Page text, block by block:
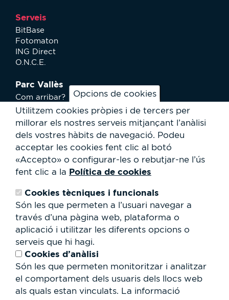
Opcions de cookies
Utilitzem cookies pròpies i de tercers per
millorar els nostres serveis mitjançant l’anàlisi
dels vostres hàbits de navegació. Podeu
acceptar les cookies fent clic al botó
«Accepto» o configurar-les o rebutjar-ne l’ús
fent clic a la Política de cookies
Cookies tècniques i funcionals
Són les que permeten a l’usuari navegar a
través d’una pàgina web, plataforma o
aplicació i utilitzar les diferents opcions o
serveis que hi hagi.
Cookies d’anàlisi
Són les que permeten monitoritzar i analitzar
el comportament dels usuaris dels llocs web
als quals estan vinculats. La informació
Serveis
BitBase
Fotomaton
ING Direct
O.N.C.E.
Parc Vallès
Com arribar?
Plànol
Activitats
Serveis a l'usuari
Club Staff
Qui som?
Contacte
Cessió d'espais
RSC
Formulari
de
cerca
Cerca